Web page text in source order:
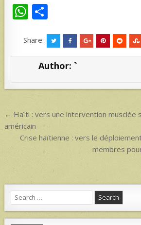
W
at
s
p
ar
e
Share:
Author: `
Post
navigation
← Haïti : vers une intervention musclée
américain
Crise haïtienne : vers le
membres
Search
for: